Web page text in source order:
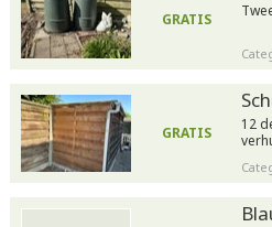
GRATIS
GRATIS
12